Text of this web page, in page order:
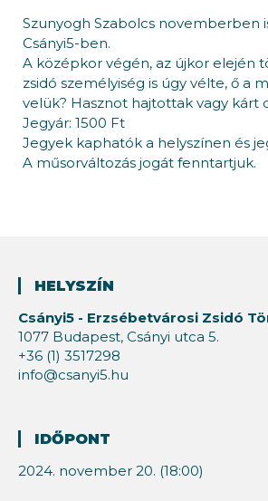
Szunyogh Szabolcs novemberben
Csányi5-ben.
A középkor végén, az újkor elején
zsidó személyiség is úgy vélte, ő a
velük? Hasznot hajtottak vagy kárt
Jegyár: 1500 Ft
Jegyek kaphatók a helyszínen és
A műsorváltozás jogát fenntartjuk.
HELYSZÍN
Csányi5 - Erzsébetvárosi Zsidó
1077 Budapest, Csányi utca 5.
+36 (1) 3517298
info@csanyi5.hu
IDŐPONT
2024. november 20. (18:00)